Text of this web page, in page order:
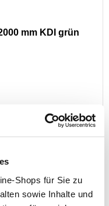
Shops für Sie zu
sowie Inhalte und
mm KDI grün
nur im